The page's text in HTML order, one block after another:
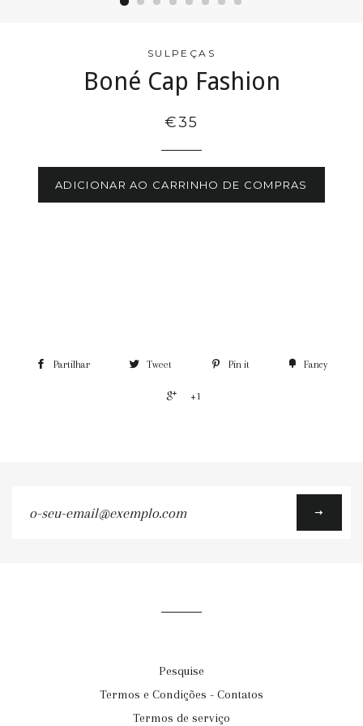
SULPEÇAS
Boné Cap Fashion
€35
ADICIONAR AO CARRINHO DE COMPRAS
Partilhar Tweet Pin it Fancy
+1
Pesquise
Termos e Condições - Contatos
Termos de serviço